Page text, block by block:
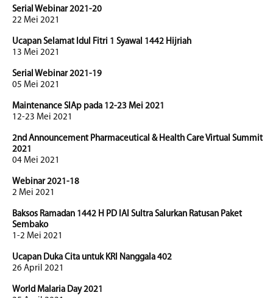
Serial Webinar 2021-20
22 Mei 2021
Ucapan Selamat Idul Fitri 1 Syawal 1442 Hijriah
13 Mei 2021
Serial Webinar 2021-19
05 Mei 2021
Maintenance SIAp pada 12-23 Mei 2021
12-23 Mei 2021
2nd Announcement Pharmaceutical & Health Care Virtual Summit
2021
04 Mei 2021
Webinar 2021-18
2 Mei 2021
Baksos Ramadan 1442 H PD IAI Sultra Salurkan Ratusan Paket
Sembako
1-2 Mei 2021
Ucapan Duka Cita untuk KRI Nanggala 402
26 April 2021
World Malaria Day 2021